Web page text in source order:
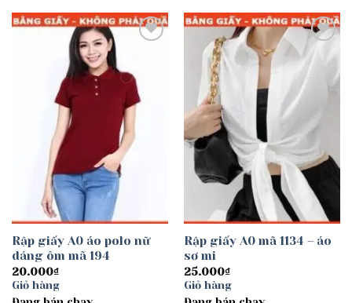
Rập giấy A0 áo polo nữ
dáng ôm mã 194
20.000₫
Giỏ hàng
Add to
wishlist
Rập giấy A0 mã 1134 – áo
sơ mi
25.000₫
Giỏ hàng